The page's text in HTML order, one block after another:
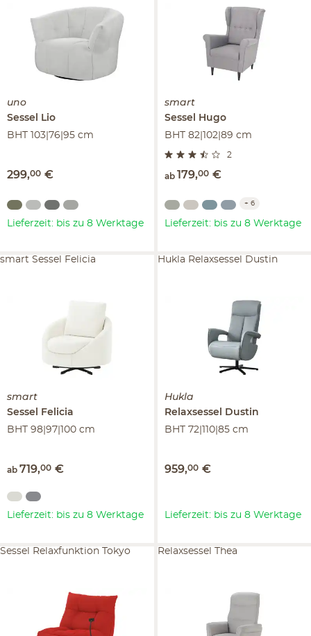
uno
Sessel
Lio
BHT 103|76|95 cm
299,00 €
Lieferzeit: bis zu 8 Werktage
smart
Sessel
Hugo
BHT 82|102|89 cm
2
ab 179,00 €
+ 6
Lieferzeit: bis zu 8 Werktage
smart
Sessel
Felicia
BHT 98|97|100 cm
ab 719,00 €
smart Sessel Felicia
Lieferzeit: bis zu 8 Werktage
Hukla
Relaxsessel
Dustin
BHT 72|110|85 cm
959,00 €
Hukla Relaxsessel Dustin
Lieferzeit: bis zu 8 Werktage
Sessel Relaxfunktion Tokyo Relaxsessel Thea